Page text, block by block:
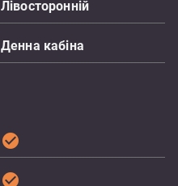
Лівосторонній
Денна кабіна
check_circle
check_circle